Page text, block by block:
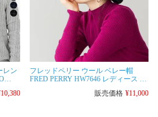
レン
10,380
フレッドペリー ウール ベレー帽
FRED PERRY HW7646 レディース メ
販売価格 ¥11,000